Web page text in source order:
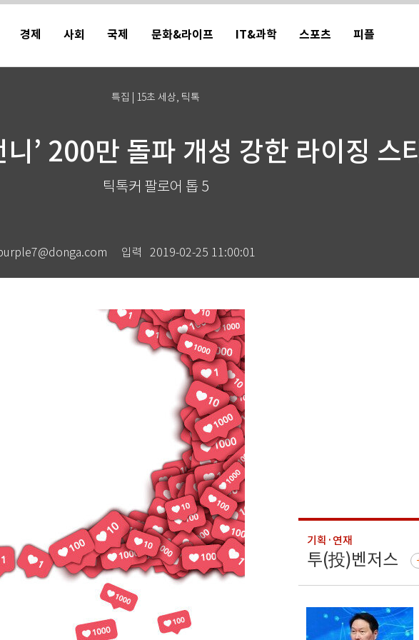
경제 사회 국제 문화&라이프 IT&과학 스포츠 피플
특집 | 15초 세상, 틱톡
니’ 200만 돌파 개성 강한 라이징 스
틱톡커 팔로어 톱 5
입력 2019-02-25 11:00:01
기획·연재
투(投)벤저스